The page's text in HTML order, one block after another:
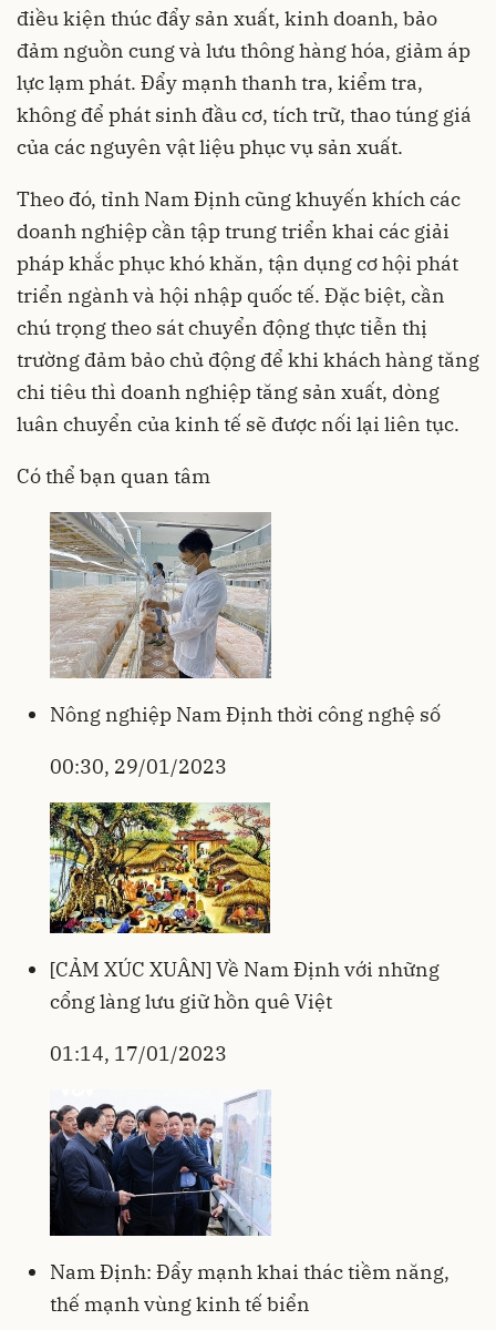
điều kiện thúc đẩy sản xuất, kinh doanh, bảo
đảm nguồn cung và lưu thông hàng hóa, giảm áp
lực lạm phát. Đẩy mạnh thanh tra, kiểm tra,
không để phát sinh đầu cơ, tích trữ, thao túng giá
của các nguyên vật liệu phục vụ sản xuất.
Theo đó, tỉnh Nam Định cũng khuyến khích các
doanh nghiệp cần tập trung triển khai các giải
pháp khắc phục khó khăn, tận dụng cơ hội phát
triển ngành và hội nhập quốc tế. Đặc biệt, cần
chú trọng theo sát chuyển động thực tiễn thị
trường đảm bảo chủ động để khi khách hàng tăng
chi tiêu thì doanh nghiệp tăng sản xuất, dòng
luân chuyển của kinh tế sẽ được nối lại liên tục.
Có thể bạn quan tâm
Nông nghiệp Nam Định thời công nghệ số
00:30, 29/01/2023
[CẢM XÚC XUÂN] Về Nam Định với những
cổng làng lưu giữ hồn quê Việt
01:14, 17/01/2023
Nam Định: Đẩy mạnh khai thác tiềm năng,
thế mạnh vùng kinh tế biển